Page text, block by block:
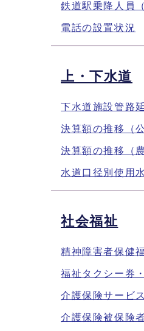
鉄道駅乗降人員
電話の設置状況
上・下水道
下水道施設管路
決算額の推移（
決算額の推移（
水道口径別使用
社会福祉
精神障害者保健
福祉タクシー券
介護保険サービ
介護保険被保険